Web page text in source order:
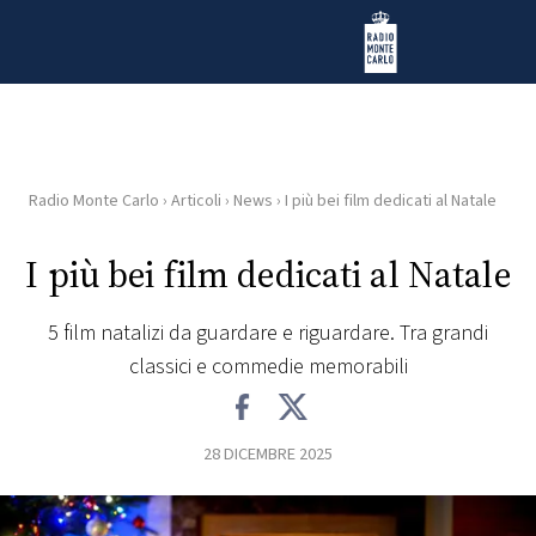
Radio Monte Carlo
HOME
RADIO
WEB
NEWS
Radio Monte Carlo › Articoli › News › I più bei film dedicati al Natale
I più bei film dedicati al Natale
5 film natalizi da guardare e riguardare. Tra grandi
classici e commedie memorabili
28 DICEMBRE 2025